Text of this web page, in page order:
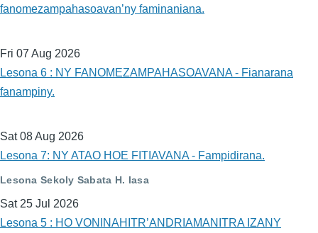
fanomezampahasoavan’ny faminaniana.
Fri 07 Aug 2026
Lesona 6 : NY FANOMEZAMPAHASOAVANA - Fianarana
fanampiny.
Sat 08 Aug 2026
Lesona 7: NY ATAO HOE FITIAVANA - Fampidirana.
Lesona Sekoly Sabata H. lasa
Sat 25 Jul 2026
Lesona 5 : HO VONINAHITR’ANDRIAMANITRA IZANY